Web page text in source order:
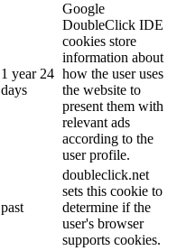
1 year 24
days
Google
DoubleClick IDE
cookies store
information about
how the user uses
the website to
present them with
relevant ads
according to the
user profile.
past
doubleclick.net
sets this cookie to
determine if the
user's browser
supports cookies.